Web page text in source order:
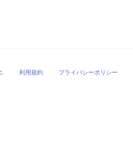
利用規約 プライバシーポリシー